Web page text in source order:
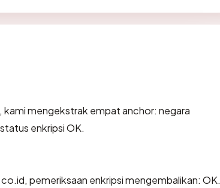
, kami mengekstrak empat anchor: negara
enkripsi OK.
pemeriksaan enkripsi mengembalikan: OK.